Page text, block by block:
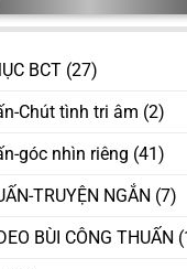
BCT (27)
Chút tình tri âm (2)
góc nhìn riêng (41)
TRUYỆN NGẮN (7)
BÙI CÔNG THUẤN